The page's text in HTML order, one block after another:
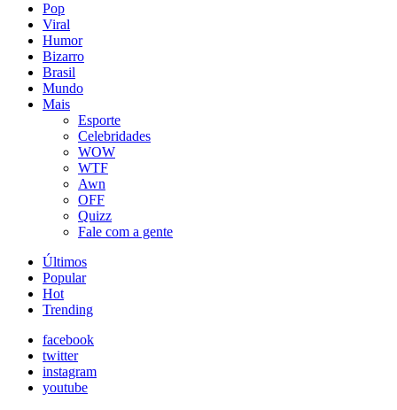
Pop
Viral
Humor
Bizarro
Brasil
Mundo
Mais
Esporte
Celebridades
WOW
WTF
Awn
OFF
Quizz
Fale com a gente
Últimos
Popular
Hot
Trending
facebook
twitter
instagram
youtube